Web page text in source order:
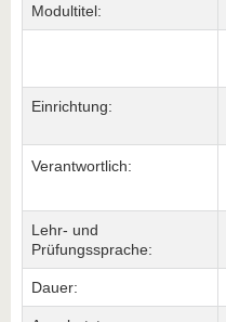
Modultitel:
Einrichtung:
Verantwortlich:
Lehr- und
Prüfungssprache:
Dauer: